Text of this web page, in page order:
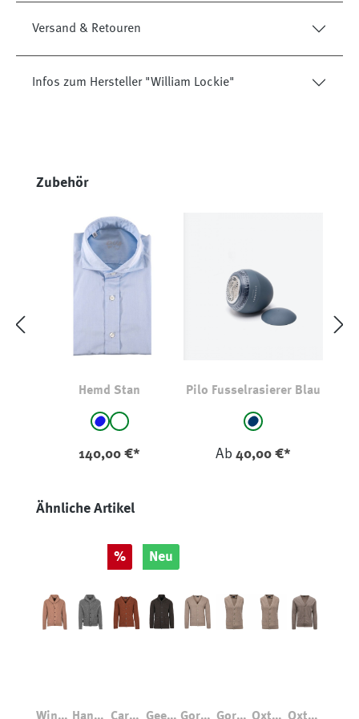
Versand & Retouren
Infos zum Hersteller "William Lockie"
Produktgalerie überspringen
Zubehör
Hemd Stan
auswählen
Blauweiß
140,00 €*
Pilo Fusselrasierer Blau
auswählen
marine
Ab 40,00 €*
Produktgalerie überspringen
Ähnliche Artikel
Winds Hanov
Rabatt
%
Cardi
Neu
Geelo Gordo Gordo Oxton Oxton